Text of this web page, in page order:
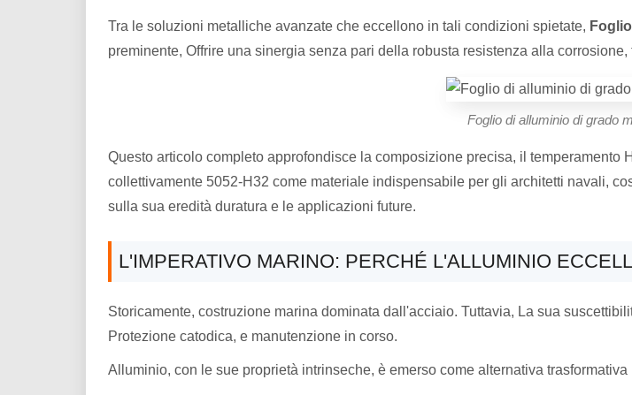
Tra le soluzioni metalliche avanzate che eccellono in tali condizioni spietate,
preminente, Offrire una sinergia senza pari della robusta resistenza alla corrosione,
Foglio di alluminio di grado
Questo articolo completo approfondisce la composizione precisa, il
collettivamente 5052-H32 come materiale indispensabile per gli architetti navali,
sulla sua eredità duratura e le applicazioni future.
L'IMPERATIVO MARINO: PERCHÉ L'ALLUMINIO
Storicamente, costruzione marina dominata dall'acciaio. Tuttavia, La sua
Protezione catodica, e manutenzione in corso.
Alluminio, con le sue proprietà intrinseche, è emerso come alternativa